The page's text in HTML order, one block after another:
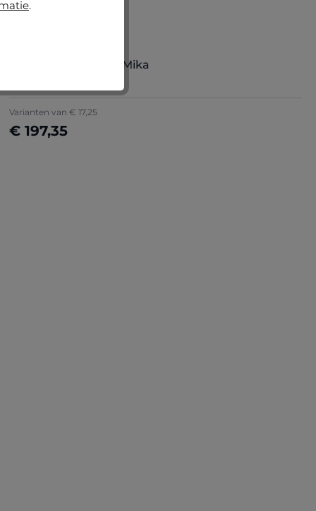
Aluminium fotolijst Mika
Varianten van € 17,25
€ 197,35
.